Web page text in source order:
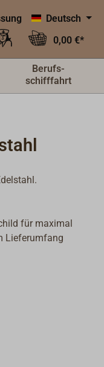
Deutsch
0,00 €*
Berufs-
schifffahrt
für maximal
Lieferumfang